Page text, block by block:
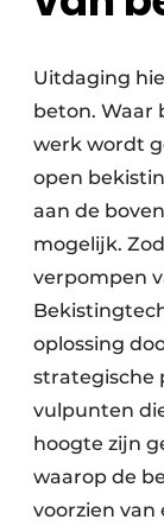
Uitdaging
beton. Waar
werk wordt
open
aan de
mogelijk.
verpompen
oplossing
strategische
vulpunten die
hoogte zijn
waarop de
voorzien